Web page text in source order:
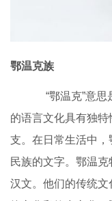
鄂温克族
“鄂温克”意思
的语言文化具有独
支。在日常生活中
民族的文字。鄂温
汉文。他们的传统